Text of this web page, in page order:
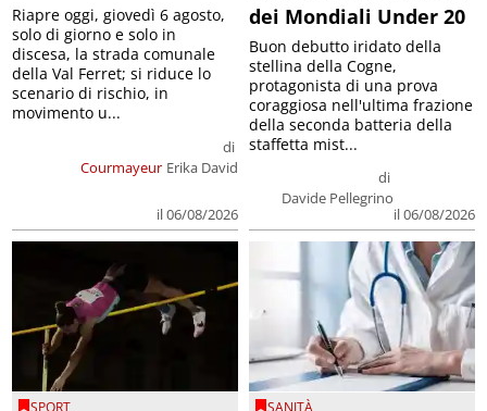
Courmayeur
di
Erika David
il 06/08/2026
Riapre oggi, giovedì 6 agosto,
solo di giorno e solo in
discesa, la strada comunale
della Val Ferret; si riduce lo
scenario di rischio, in
movimento u...
dei Mondiali Under 20
di
Davide Pellegrino
il 06/08/2026
Buon debutto iridato della
stellina della Cogne,
protagonista di una prova
coraggiosa nell'ultima frazione
della seconda batteria della
staffetta mist...